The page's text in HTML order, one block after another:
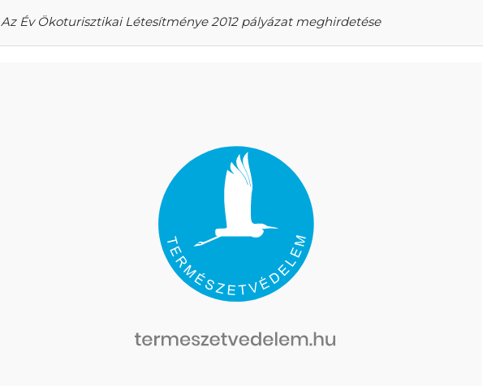
Az Év Ökoturisztikai Létesítménye 2012 pályázat meghirdetése